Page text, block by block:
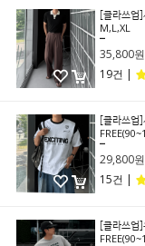
[클라쓰업
M,L,XL
35,800원
19건 |
[클라쓰업
29,800원
15건 |
[클라쓰업